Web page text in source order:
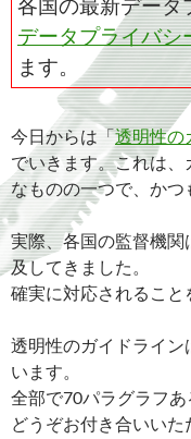
データプライバシ
ます。
今日からは「透明性の
でいきます。これは
なものの一つで、かつ
実際、各国の監督機
及してきました。
確実に対応されること
透明性のガイドライ
います。
全部で70パラグラフ
どうぞお付き合いいた